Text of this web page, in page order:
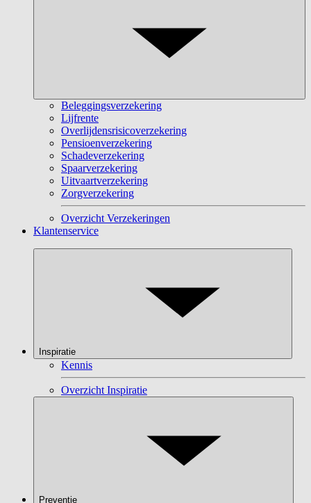
Beleggingsverzekering
Lijfrente
Overlijdensrisicoverzekering
Pensioenverzekering
Schadeverzekering
Spaarverzekering
Uitvaartverzekering
Zorgverzekering
Overzicht Verzekeringen
Klantenservice
Inspiratie
Kennis
Overzicht Inspiratie
Preventie